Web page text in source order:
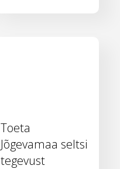
Toeta
Jõgevamaa seltsi
tegevust